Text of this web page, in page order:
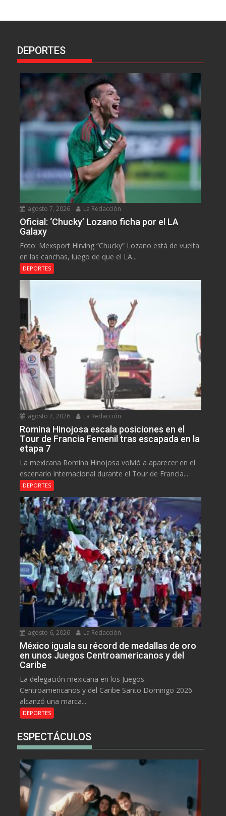
DEPORTES
agosto 7, 2026 La Redacción
Oficial: ‘Chucky’ Lozano ficha por el LA
Galaxy
Foto: Mexsport Hirving “Chucky” Lozano está de vuelta
en las canchas, luego de que el LA...
DEPORTES
agosto 7, 2026 La Redacción
Romina Hinojosa escala posiciones en el
Tour de Francia Femenil tras escapada en la
etapa 7
La mexicana Romina Hinojosa volvió a aparecer en el
escenario internacional durante el Tour de Francia...
DEPORTES
agosto 6, 2026 La Redacción
México iguala su récord de medallas de oro
en unos Juegos Centroamericanos y del
Caribe
La delegación mexicana en los Juegos
Centroamericanos y del Caribe Santo Domingo 2026
alcanzó una marca...
DEPORTES
ESPECTÁCULOS